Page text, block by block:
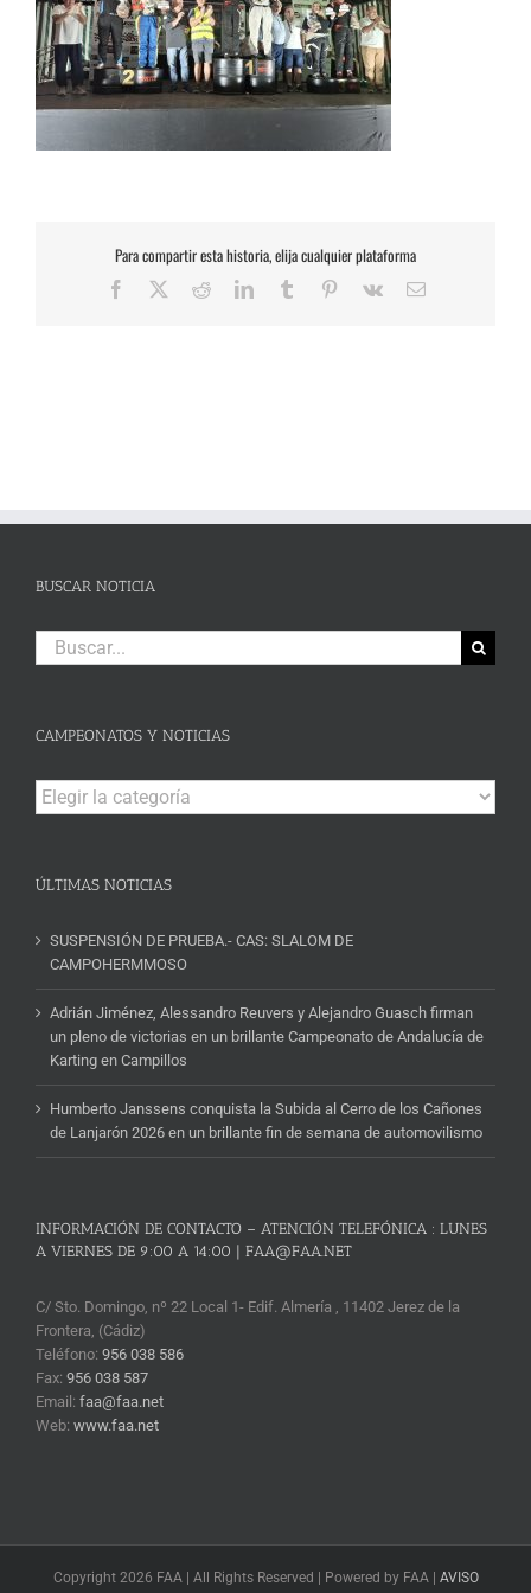
Para compartir esta historia, elija cualquier plataforma
Facebook RedditLinkedInTumblr Pinterest
Vk
Correo
BUSCAR NOTICIA
Buscar:
CAMPEONATOS Y NOTICIAS
Campeonatos
y
ÚLTIMAS NOTICIAS
SUSPENSIÓN DE PRUEBA.- CAS: SLALOM DE
CAMPOHERMMOSO
Adrián Jiménez, Alessandro Reuvers y Alejandro Guasch firman
un pleno de victorias en un brillante Campeonato de Andalucía de
Karting en Campillos
Humberto Janssens conquista la Subida al Cerro de los Cañones
de Lanjarón 2026 en un brillante fin de semana de automovilismo
INFORMACIÓN DE CONTACTO – ATENCIÓN TELEFÓNICA : LUNES
A VIERNES DE 9:00 A 14:00 | FAA@FAA.NET
C/ Sto. Domingo, nº 22 Local 1- Edif. Almería , 11402 Jerez de la
Frontera, (Cádiz)
Teléfono: 956 038 586
Fax: 956 038 587
Email: faa@faa.net
Web: www.faa.net
Copyright 2026 FAA | All Rights Reserved | Powered by FAA | AVISO